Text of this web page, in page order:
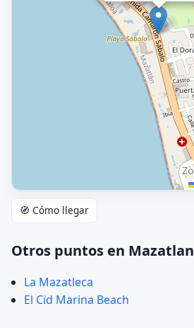
🧭 Cómo llegar
Otros puntos en Mazatlan
La Mazatleca
El Cid Marina Beach